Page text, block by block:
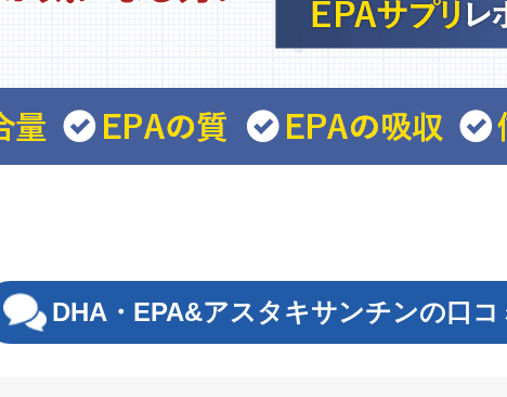
DHA・EPA&アスタキサンチンの口コ